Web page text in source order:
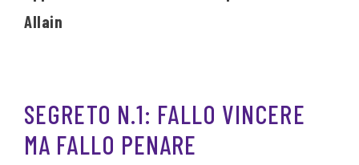
Allain
SEGRETO N.1: FALLO VINCERE
MA FALLO PENARE